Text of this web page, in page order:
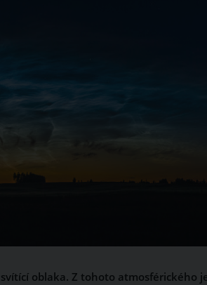
oblaka. Z tohoto atmosférického